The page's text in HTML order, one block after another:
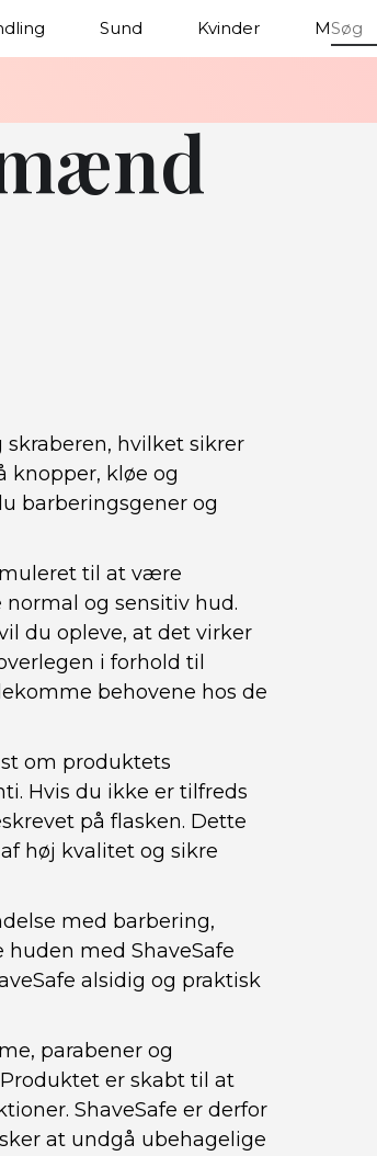
Sund Kvinder Mænd
skraberen, hvilket sikrer
knopper, kløe og
barberingsgener og
til at være
og sensitiv hud.
du opleve, at det virker
i forhold til
behovene hos de
om produktets
Hvis du ikke er tilfreds
på flasken. Dette
høj kvalitet og sikre
med barbering,
med ShaveSafe
alsidig og praktisk
parabener og
er skabt til at
ShaveSafe er derfor
at undgå ubehagelige